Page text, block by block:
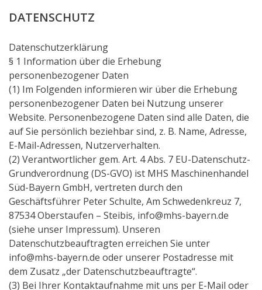
DATENSCHUTZ
Datenschutzerklärung
§ 1 Information über die Erhebung
personenbezogener Daten
(1) Im Folgenden informieren wir über die Erhebung
personenbezogener Daten bei Nutzung unserer
Website. Personenbezogene Daten sind alle Daten, die
auf Sie persönlich beziehbar sind, z. B. Name, Adresse,
E-Mail-Adressen, Nutzerverhalten.
(2) Verantwortlicher gem. Art. 4 Abs. 7 EU-Datenschutz-
Grundverordnung (DS-GVO) ist MHS Maschinenhandel
Süd-Bayern GmbH, vertreten durch den
Geschäftsführer Peter Schulte, Am Schwedenkreuz 7,
87534 Oberstaufen – Steibis, info@mhs-bayern.de
(siehe unser Impressum). Unseren
Datenschutzbeauftragten erreichen Sie unter
info@mhs-bayern.de oder unserer Postadresse mit
dem Zusatz „der Datenschutzbeauftragte“.
(3) Bei Ihrer Kontaktaufnahme mit uns per E-Mail oder